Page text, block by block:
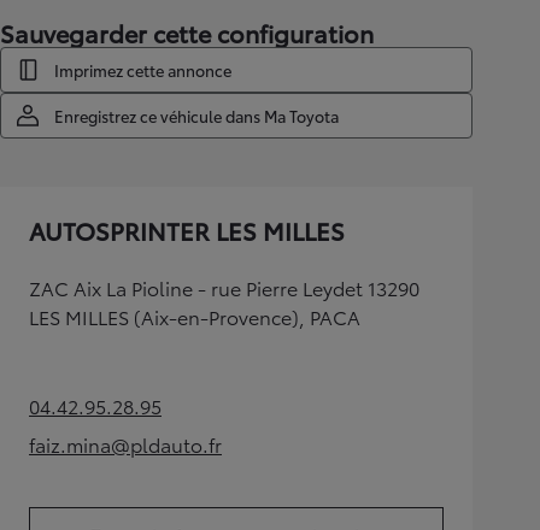
Sauvegarder cette configuration
Imprimez cette annonce
Enregistrez ce véhicule dans Ma Toyota
AUTOSPRINTER LES MILLES
ZAC Aix La Pioline - rue Pierre Leydet 13290
LES MILLES (Aix-en-Provence), PACA
04.42.95.28.95(Opens in new tab)
faiz.mina@pldauto.fr
(Opens in new tab)